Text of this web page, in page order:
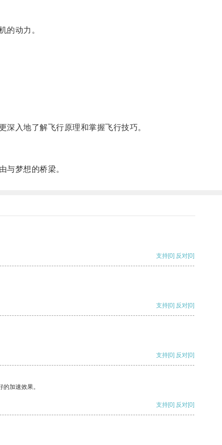
的动力。
入地了解飞行原理和掌握飞行技巧。
梦想的桥梁。
支持[0] 反对[0]
支持[0] 反对[0]
支持[0] 反对[0]
加速效果。
支持[0] 反对[0]